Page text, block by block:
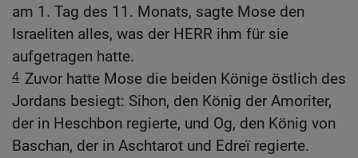
am 1. Tag des 11. Monats, sagte Mose den
Israeliten alles, was der HERR ihm für sie
aufgetragen hatte.
4 Zuvor hatte Mose die beiden Könige östlich des
Jordans besiegt: Sihon, den König der Amoriter,
der in Heschbon regierte, und Og, den König von
Baschan, der in Aschtarot und Edreï regierte.